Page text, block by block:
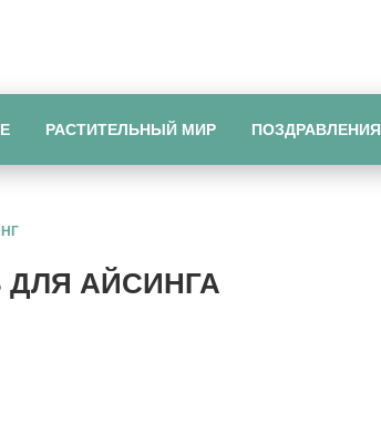
РАСТИТЕЛЬНЫЙ МИР ПОЗДРАВЛЕНИЯ
ДЛЯ АЙСИНГА